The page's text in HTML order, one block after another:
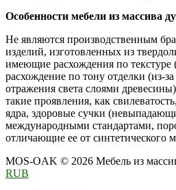
Особенности мебели из массива
Не являются производственным
изделий, изготовленных из
имеющие расхождения по
расхождение по тону отделки (из-
отражения света слоями
такие проявления, как
ядра, здоровые сучки
международными стандартами,
отличающие ее от синтетического
MOS-OAK © 2026 Мебель из
RUB